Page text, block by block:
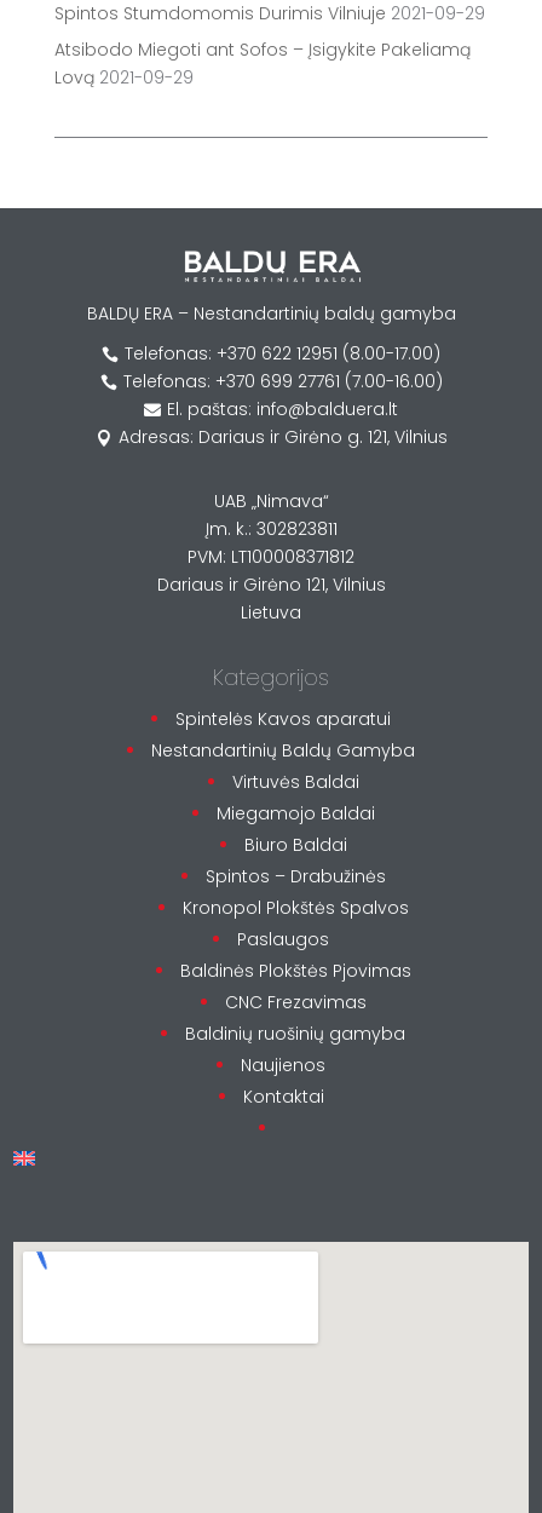
Spintos Stumdomomis Durimis Vilniuje 2021-09-29
Atsibodo Miegoti ant Sofos – Įsigykite Pakeliamą
Lovą 2021-09-29
BALDŲ ERA – Nestandartinių baldų gamyba
 Telefonas: +370 622 12951 (8.00-17.00)
 Telefonas: +370 699 27761 (7.00-16.00)
 El. paštas: info@balduera.lt
 Adresas: Dariaus ir Girėno g. 121, Vilnius
UAB „Nimava“
Įm. k.: 302823811
PVM: LT100008371812
Dariaus ir Girėno 121, Vilnius
Lietuva
Kategorijos
Spintelės Kavos aparatui
Nestandartinių Baldų Gamyba
Virtuvės Baldai
Miegamojo Baldai
Biuro Baldai
Spintos – Drabužinės
Kronopol Plokštės Spalvos
Paslaugos
Baldinės Plokštės Pjovimas
CNC Frezavimas
Baldinių ruošinių gamyba
Naujienos
Kontaktai